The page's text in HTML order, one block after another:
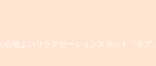
地よいリラクゼーションスポット「モア」